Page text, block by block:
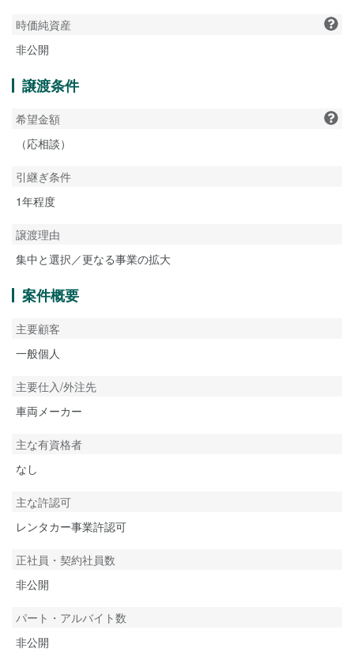
時価純資産
非公開
譲渡条件
希望金額
（応相談）
引継ぎ条件
1年程度
譲渡理由
集中と選択／更なる事業の拡大
案件概要
主要顧客
一般個人
主要仕入/外注先
車両メーカー
主な有資格者
なし
主な許認可
レンタカー事業許認可
正社員・契約社員数
非公開
パート・アルバイト数
非公開